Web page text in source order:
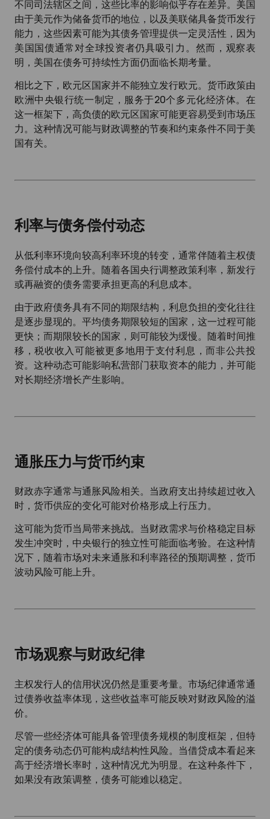
不同司法辖区之间，这些比率的影响似乎存在差异。美国
由于美元作为储备货币的地位，以及美联储具备货币发行
能力，这些因素可能为其债务管理提供一定灵活性，因为
美国国债通常对全球投资者仍具吸引力。然而，观察表
明，美国在债务可持续性方面仍面临长期考量。
相比之下，欧元区国家并不能独立发行欧元。货币政策由
欧洲中央银行统一制定，服务于20个多元化经济体。在
这一框架下，高负债的欧元区国家可能更容易受到市场压
力。这种情况可能与财政调整的节奏和约束条件不同于美
国有关。
利率与债务偿付动态
从低利率环境向较高利率环境的转变，通常伴随着主权债
务偿付成本的上升。随着各国央行调整政策利率，新发行
或再融资的债务需要承担更高的利息成本。
由于政府债务具有不同的期限结构，利息负担的变化往往
是逐步显现的。平均债务期限较短的国家，这一过程可能
更快；而期限较长的国家，则可能较为缓慢。随着时间推
移，税收收入可能被更多地用于支付利息，而非公共投
资。这种动态可能影响私营部门获取资本的能力，并可能
对长期经济增长产生影响。
通胀压力与货币约束
财政赤字通常与通胀风险相关。当政府支出持续超过收入
时，货币供应的变化可能对价格形成上行压力。
这可能为货币当局带来挑战。当财政需求与价格稳定目标
发生冲突时，中央银行的独立性可能面临考验。在这种情
况下，随着市场对未来通胀和利率路径的预期调整，货币
波动风险可能上升。
市场观察与财政纪律
主权发行人的信用状况仍然是重要考量。市场纪律通常通
过债券收益率体现，这些收益率可能反映对财政风险的溢
价。
尽管一些经济体可能具备管理债务规模的制度框架，但特
定的债务动态仍可能构成结构性风险。当借贷成本看起来
高于经济增长率时，这种情况尤为明显。在这种条件下，
如果没有政策调整，债务可能难以稳定。